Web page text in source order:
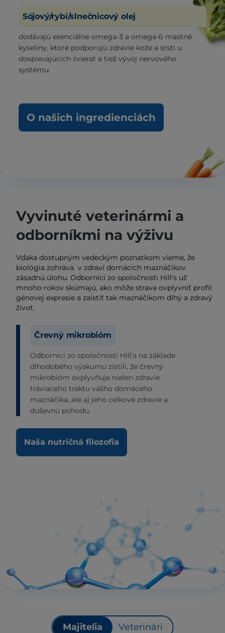
Sójový/rybí/slnečnicový olej
dodávajú esenciálne omega-3 a omega-6 mastné
kyseliny, ktoré podporujú zdravie kože a srsti u
dospievajúcich zvierat a tiež vývoj nervového
systému.
O našich ingredienciách
Vyvinuté veterinármi a
odborníkmi na výživu
Vďaka dostupným vedeckým poznatkom vieme, že
biológia zohráva v zdraví domácich maznáčikov
zásadnú úlohu. Odborníci zo spoločnosti Hill's už
mnoho rokov skúmajú, ako môže strava ovplyvniť profil
génovej expresie a zaistiť tak maznáčikom dlhý a zdravý
život.
Črevný mikrobióm
Odborníci zo spoločnosti Hill's na základe
dlhodobého výskumu zistili, že črevný
mikrobióm ovplyvňuje nielen zdravie
tráviaceho traktu vášho domáceho
maznáčika, ale aj jeho celkové zdravie a
duševnú pohodu.
Naša nutričná filozofia
Majitelia Veterinári